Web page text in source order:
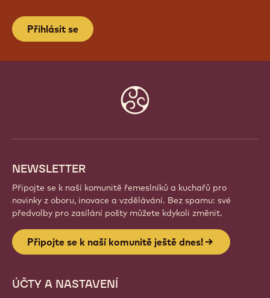
Přihlásit se
NEWSLETTER
Připojte se k naší komunitě řemeslníků a kuchařů pro
novinky z oboru, inovace a vzdělávání. Bez spamu: své
předvolby pro zasílání pošty můžete kdykoli změnit.
Připojte se k naší komunitě ještě dnes!
ÚČTY A NASTAVENÍ